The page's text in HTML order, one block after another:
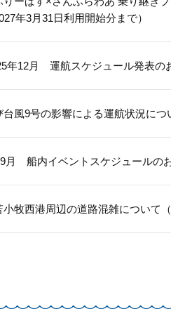
年3月31日利用開始分まで）
年12月 運航スケジュール発表の
風9号の影響による運航状況につ
月 船内イベントスケジュールの
牧西港周辺の道路混雑について（